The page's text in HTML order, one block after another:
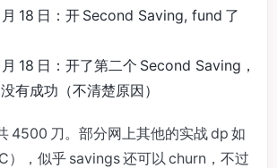
18 日：开 Second Saving, fund 了
18 日：开了第二个 Second Saving，
有成功（不清楚原因）
4500 刀。部分网上其他的实战 dp 如
），似乎 savings 还可以 churn，不过